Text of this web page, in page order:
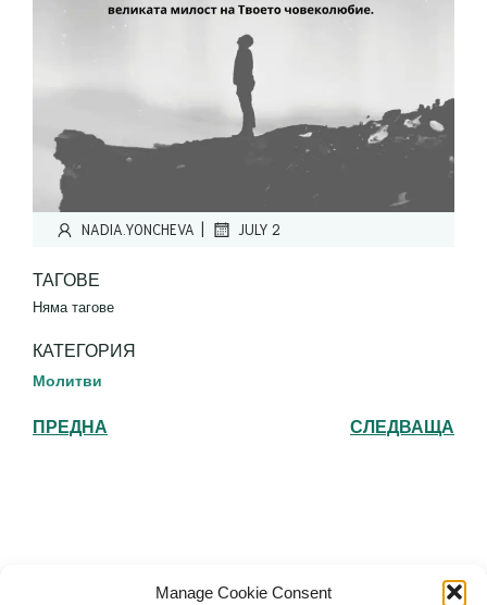
Manage Cookie Consent
NADIA.YONCHEVA | JULY 2
ТАГОВЕ
Няма тагове
КАТЕГОРИЯ
Молитви
ПРЕДНА СЛЕДВАЩА
Българска православна църква "Св.